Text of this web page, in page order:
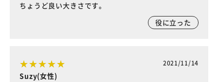
ちょうど良い大きさです。
役に立った
2021/11/14
Suzy(女性)